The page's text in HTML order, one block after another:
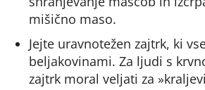
mišično maso.
Jejte uravnotežen zajtrk, ki
beljakovinami. Za ljudi s
zajtrk moral veljati za